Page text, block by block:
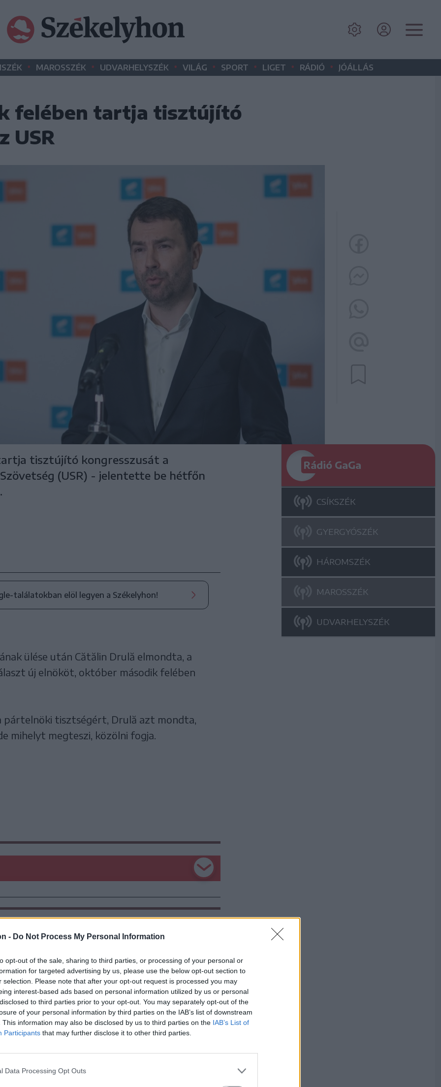
- Do Not Process My Personal Information
opt-out of the sale, sharing to third parties, or processing of your personal or
for targeted advertising by us, please use the below opt-out section to
selection. Please note that after your opt-out request is processed you may
interest-based ads based on personal information utilized by us or personal
to third parties prior to your opt-out. You may separately opt-out of the
of your personal information by third parties on the IAB’s list of downstream
This information may also be disclosed by us to third parties on the IAB’s List of
Participants that may further disclose it to other third parties.
Data Processing Opt Outs
• MAROSSZÉK • UDVARHELYSZÉK • VILÁG • SPORT • LIGET • RÁDIÓ • JÓÁLLÁS
felében tartja tisztújító
USR
tisztújító kongresszusát a
(USR) - jelentette be hétfőn
találatokban elöl legyen a Székelyhon!
ülése után Cătălin Drulă elmondta, a
új elnököt, október második felében
pártelnöki tisztségért, Drulă azt mondta,
mihelyt megteszi, közölni fogja.
Rádió GaGa
CSÍKSZÉK
GYERGYÓSZÉK
HÁROMSZÉK
MAROSSZÉK
UDVARHELYSZÉK
két
Székely Sport